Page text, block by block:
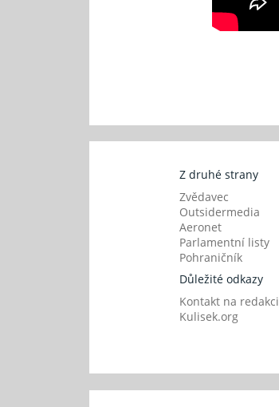
Z druhé strany
Zvědavec
Outsidermedia
Aeronet
Parlamentní listy
Pohraničník
Důležité odkazy
Kontakt na redakci
Kulisek.org